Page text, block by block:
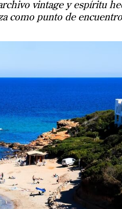
vintage y espíritu
como punto de